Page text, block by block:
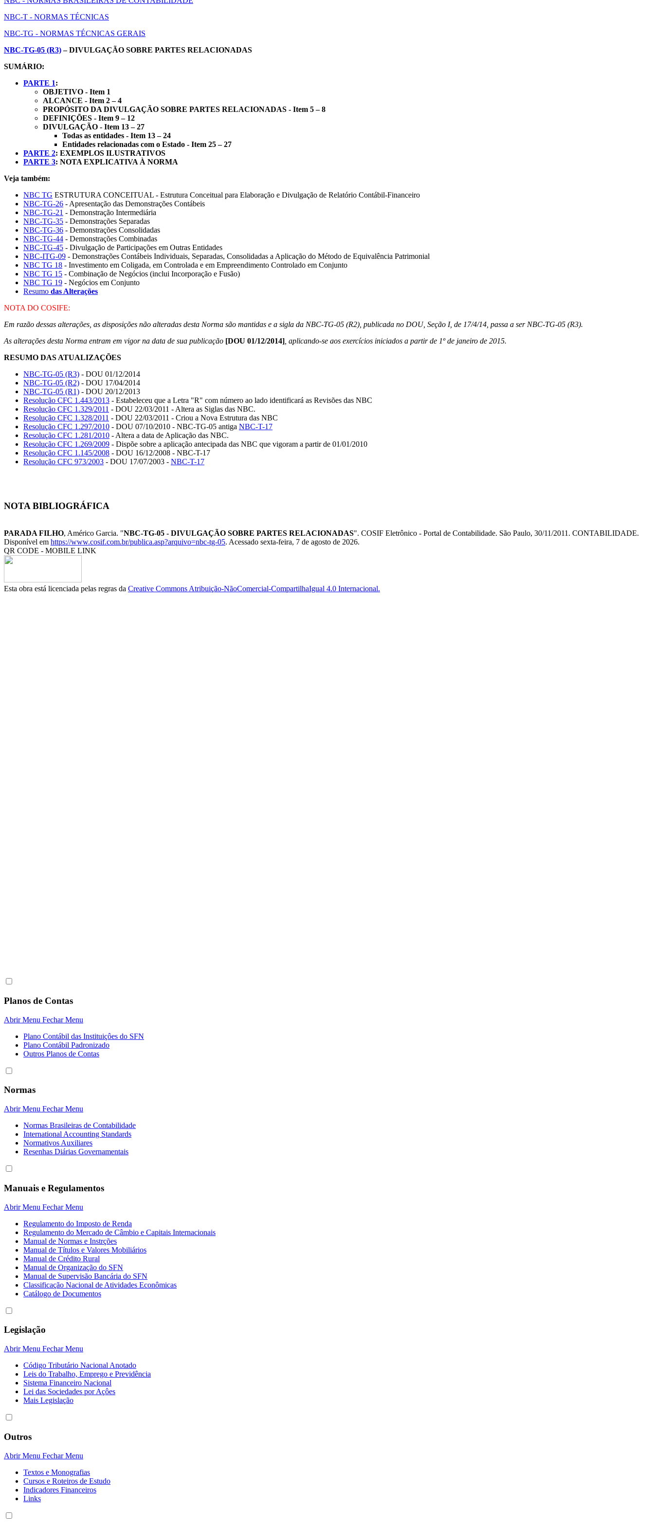
NBC-T - NORMAS TÉCNICAS
NBC-TG - NORMAS TÉCNICAS GERAIS
NBC-TG-05 (R3)– DIVULGAÇÃO SOBRE PARTES RELACIONADAS
SUMÁRIO:
PARTE 1:
OBJETIVO - Item 1
ALCANCE - Item 2 – 4
PROPÓSITO DA DIVULGAÇÃO SOBRE PARTES RELACIONADAS - Item 5 – 8
DEFINIÇÕES - Item 9 – 12
DIVULGAÇÃO - Item 13 – 27
Todas as entidades - Item 13 – 24
Entidades relacionadas com o Estado - Item 25 – 27
PARTE 2: EXEMPLOS ILUSTRATIVOS
PARTE 3: NOTA EXPLICATIVA À NORMA
Veja também:
NBC TG ESTRUTURA CONCEITUAL - Estrutura Conceitual para Elaboração e Divulgação de Relatório Contábil-Financeiro
NBC-TG-26 - Apresentação das Demonstrações Contábeis
NBC-TG-21 - Demonstração Intermediária
NBC-TG-35 - Demonstrações Separadas
NBC-TG-36 - Demonstrações Consolidadas
NBC-TG-44 - Demonstrações Combinadas
NBC-TG-45 - Divulgação de Participações em Outras Entidades
NBC-ITG-09 - Demonstrações Contábeis Individuais, Separadas, Consolidadas a Aplicação do Método de Equivalência Patrimonial
NBC TG 18 - Investimento em Coligada, em Controlada e em Empreendimento Controlado em Conjunto
NBC TG 15 - Combinação de Negócios (inclui Incorporação e Fusão)
NBC TG 19 - Negócios em Conjunto
Resumo das Alterações
NOTA DO COSIFE:
Em razão dessas alterações, as disposições não alteradas desta Norma são mantidas e a sigla da NBC-TG-05 (R2), publicada no DOU, Seção I, de 17/4/14, passa a ser NBC-TG-05 (R3).
As alterações desta Norma entram em vigor na data de sua publicação [DOU 01/12/2014] , aplicando-se aos exercícios iniciados a partir de 1º de janeiro de 2015.
RESUMO DAS ATUALIZAÇÕES
NBC-TG-05 (R3) - DOU 01/12/2014
NBC-TG-05 (R2) - DOU 17/04/2014
NBC-TG-05 (R1) - DOU 20/12/2013
Resolução CFC 1.443/2013 - Estabeleceu que a Letra "R" com número ao lado identificará as Revisões das NBC
Resolução CFC 1.329/2011 - DOU 22/03/2011 - Altera as Siglas das NBC.
Resolução CFC 1.328/2011 - DOU 22/03/2011 - Criou a Nova Estrutura das NBC
Resolução CFC 1.297/2010 - DOU 07/10/2010 - NBC-TG-05 antiga NBC-T-17
Resolução CFC 1.281/2010 - Altera a data de Aplicação das NBC.
Resolução CFC 1.269/2009 - Dispõe sobre a aplicação antecipada das NBC que vigoram a partir de 01/01/2010
Resolução CFC 1.145/2008 - DOU 16/12/2008 - NBC-T-17
Resolução CFC 973/2003 - DOU 17/07/2003 - NBC-T-17
NOTA BIBLIOGRÁFICA
PARADA FILHO, Américo Garcia. "NBC-TG-05 - DIVULGAÇÃO SOBRE PARTES RELACIONADAS". COSIF Eletrônico - Portal de Contabilidade. São Paulo, 30/11/2011. CONTABILIDADE.
Disponível em https://www.cosif.com.br/publica.asp?arquivo=nbc-tg-05. Acessado sexta-feira, 7 de agosto de 2026.
QR CODE - MOBILE LINK
Esta obra está licenciada pelas regras da Creative Commons Atribuição-NãoComercial-CompartilhaIgual 4.0 Internacional.
Planos de Contas
Abrir Menu Fechar Menu
Plano Contábil das Instituiçôes do SFN
Plano Contábil Padronizado
Outros Planos de Contas
Normas
Abrir Menu Fechar Menu
Normas Brasileiras de Contabilidade
International Accounting Standards
Normativos Auxiliares
Resenhas Diárias Governamentais
Manuais e Regulamentos
Abrir Menu Fechar Menu
Regulamento do Imposto de Renda
Regulamento do Mercado de Câmbio e Capitais Internacionais
Manual de Normas e Instrções
Manual de Títulos e Valores Mobiliários
Manual de Crédito Rural
Manual de Organização do SFN
Manual de Supervisão Bancária do SFN
Classificação Nacional de Atividades Econômicas
Catálogo de Documentos
Legislação
Abrir Menu Fechar Menu
Código Tributário Nacional Anotado
Leis do Trabalho, Emprego e Previdência
Sistema Financeiro Nacional
Lei das Sociedades por Açôes
Mais Legislação
Outros
Abrir Menu Fechar Menu
Textos e Monografias
Cursos e Roteiros de Estudo
Indicadores Financeiros
Links